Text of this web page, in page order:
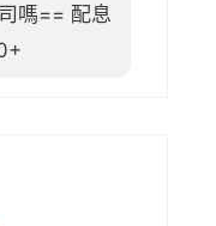
嗎== 配息